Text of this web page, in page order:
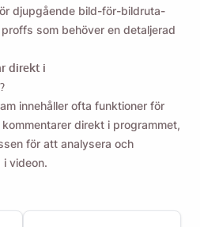
djupgående bild-för-bildruta-
som behöver en detaljerad
direkt i
innehåller ofta funktioner för
direkt i programmet,
för att analysera och
i videon.